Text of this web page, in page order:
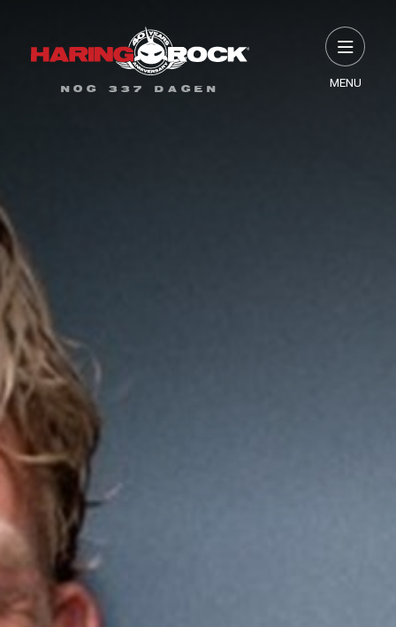
NOG 337 DAGEN MENU